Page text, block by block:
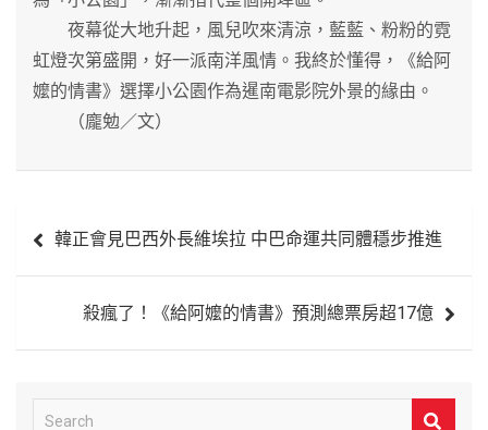
夜幕從大地升起，風兒吹來清涼，藍藍、粉粉的霓
虹燈次第盛開，好一派南洋風情。我終於懂得，《給阿
嬤的情書》選擇小公園作為暹南電影院外景的緣由。
（龐勉／文）
章 韓正會見巴西外長維埃拉 中巴命運共同體穩步推進
殺瘋了！《給阿嬤的情書》預測總票房超17億